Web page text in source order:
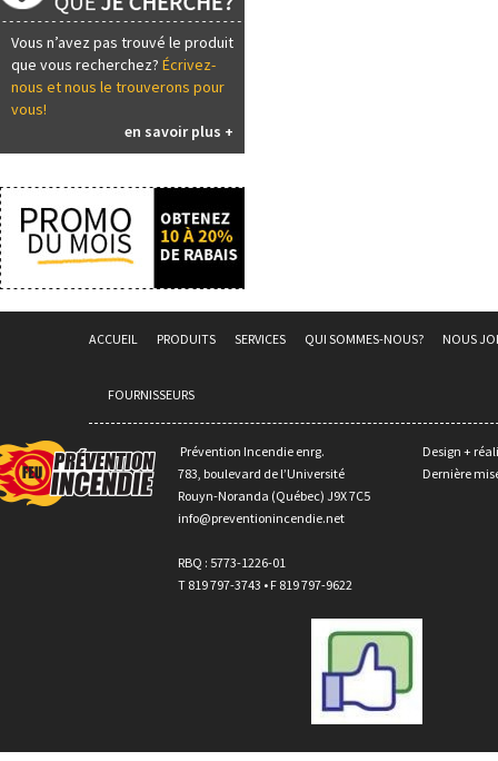
Vous n’avez pas trouvé le produit
que vous recherchez? Écrivez-
nous et nous le trouverons pour
vous!
en savoir plus +
ACCUEIL PRODUITS SERVICES QUI SOMMES-NOUS? NOUS
FOURNISSEURS
Prévention Incendie enrg.
783, boulevard de l’Université
Rouyn-Noranda (Québec) J9X 7C5
info@preventionincendie.net
RBQ : 5773-1226-01
T 819 797-3743 • F 819 797-9622
Design +
Dernière